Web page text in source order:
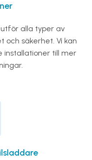
alla typer av
och säkerhet. Vi kan
installationer till mer